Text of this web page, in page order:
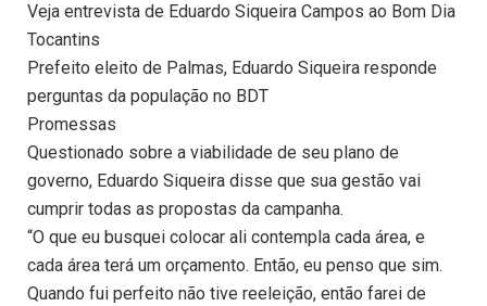
Veja entrevista de Eduardo Siqueira Campos ao Bom Dia
Tocantins
Prefeito eleito de Palmas, Eduardo Siqueira responde
perguntas da população no BDT
Promessas
Questionado sobre a viabilidade de seu plano de
governo, Eduardo Siqueira disse que sua gestão vai
cumprir todas as propostas da campanha.
“O que eu busquei colocar ali contempla cada área, e
cada área terá um orçamento. Então, eu penso que sim.
Quando fui perfeito não tive reeleição, então farei de